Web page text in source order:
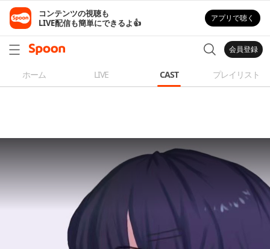
コンテンツの視聴も
LIVE配信も簡単にできるよ👍
アプリで聴く
会員登録
ホーム LIVE CAST プレイリスト